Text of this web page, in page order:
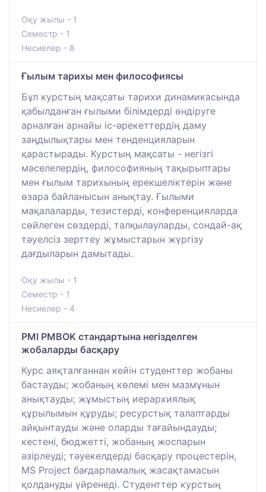
Оқу жылы - 1
Семестр - 1
Несиелер - 8
Ғылым тарихы мен философиясы
Бұл курстың мақсаты тарихи динамикасында
қабылданған ғылыми білімдерді өндіруге
арналған арнайы іс-әрекеттердің даму
заңдылықтары мен тенденцияларын
қарастырады. Курстың мақсаты - негізгі
мәселелердің, философияның тақырыптары
мен ғылым тарихының ерекшеліктерін және
өзара байланысын анықтау. Ғылыми
мақалаларды, тезистерді, конференцияларда
сөйлеген сөздерді, талқылауларды, сондай-ақ
тәуелсіз зерттеу жұмыстарын жүргізу
дағдыларын дамытады.
Оқу жылы - 1
Семестр - 1
Несиелер - 4
PMI PMBOK стандартына негізделген
жобаларды басқару
Курс аяқталғаннан кейін студенттер жобаны
бастауды; жобаның көлемі мен мазмұнын
анықтауды; жұмыстың иерархиялық
құрылымын құруды; ресурстық талаптарды
айқынтауды және оларды тағайындауды;
кестені, бюджетті, жобаның жоспарын
әзірлеуді; тәуекелдерді басқару процестерін,
MS Project бағдарламалық жасақтамасын
қолдануды үйренеді. Студенттер курстың